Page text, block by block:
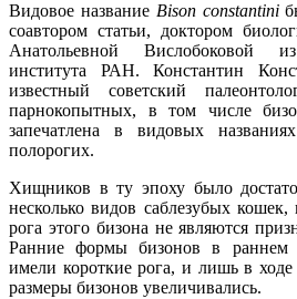
Видовое название Bison constantini
соавтором статьи, доктором
Анатольевной Вислобоковой из
института РАН. Константин
известный советский
парнокопытных, в том числе
запечатлена в видовых
полорогих.
Хищников в ту эпоху было
несколько видов саблезубых
рога этого бизона не являются
Ранние формы бизонов в раннем
имели короткие рога, и лишь в
размеры бизонов увеличивались.